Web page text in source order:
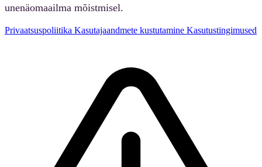
unenäomaailma mõistmisel.
Privaatsuspoliitika Kasutajaandmete kustutamine Kasutustingimused